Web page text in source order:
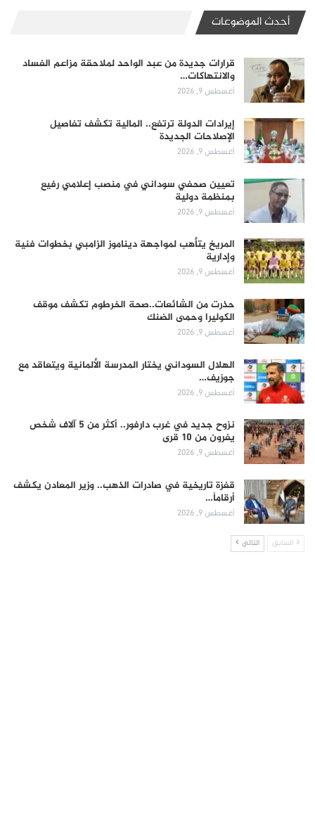
أحدث الموضوعات
قرارات جديدة من عبد الواحد لملاحقة مزاعم الفساد
والانتهاكات…
أغسطس 9, 2026
إيرادات الدولة ترتفع.. المالية تكشف تفاصيل
الإصلاحات الجديدة
أغسطس 9, 2026
تعيين صحفي سوداني في منصب إعلامي رفيع
بمنظمة دولية
أغسطس 9, 2026
المريخ يتأهب لمواجهة ديناموز الزامبي بخطوات فنية
وإدارية
أغسطس 9, 2026
حذرت من الشائعات..صحة الخرطوم تكشف موقف
الكوليرا وحمى الضنك
أغسطس 9, 2026
الهلال السوداني يختار المدرسة الألمانية ويتعاقد مع
جوزيف…
أغسطس 9, 2026
نزوح جديد في غرب دارفور.. أكثر من 5 آلاف شخص
يفرون من 10 قرى
أغسطس 9, 2026
قفزة تاريخية في صادرات الذهب.. وزير المعادن يكشف
أرقاماً…
أغسطس 9, 2026
السابق التالي